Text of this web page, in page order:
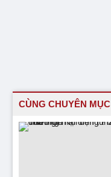
CÙNG CHUYÊN MỤC